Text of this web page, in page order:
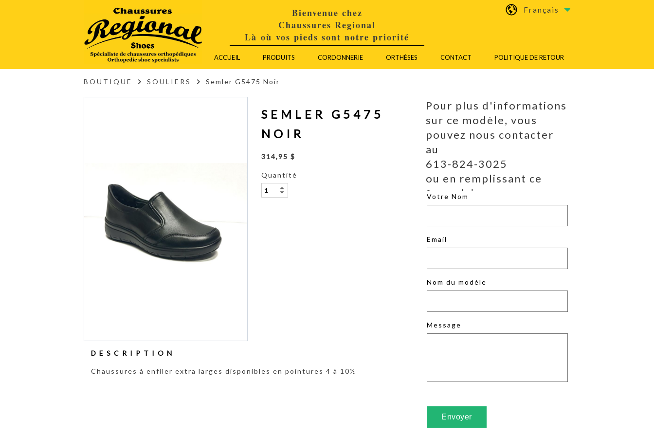
Français
Bienvenue chez
Chaussures Regional
Là où vos pieds sont notre priorité
ACCUEIL PRODUITS CORDONNERIE ORTHÈSES CONTACT POLITIQUE DE RETOUR
BOUTIQUE SOULIERS Semler G5475 Noir
SEMLER G5475
NOIR
314,95 $
Quantité
DESCRIPTION
Chaussures à enfiler extra larges disponibles en pointures 4 à 10½
Pour plus d'informations
sur ce modèle, vous
pouvez nous contacter
au
613-824-3025
ou en remplissant ce
formulaire.
Votre Nom
Email
Nom du modèle
Message